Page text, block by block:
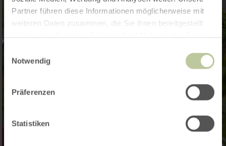
Partner führen diese Informationen möglicherweise mit
weiteren Daten zusammen, die Sie ihnen bereitgestellt
Notwendig
Präferenzen
Statistiken